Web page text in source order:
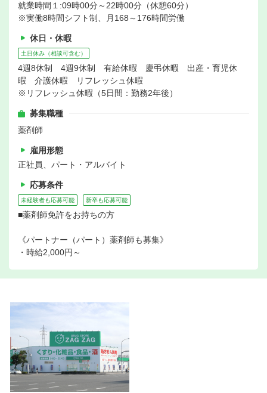
就業時間１:09時00分～22時00分（休憩60分）
※実働8時間シフト制、月168～176時間労働
休日・休暇
土日休み（相談可含む）
4週8休制 4週9休制 有給休暇 慶弔休暇 出産・育児休
暇 介護休暇 リフレッシュ休暇
※リフレッシュ休暇（5日間：勤務2年後）
募集職種
薬剤師
雇用形態
正社員、パート・アルバイト
応募条件
未経験者も応募可能 新卒も応募可能
■薬剤師免許をお持ちの方
《パートナー（パート）薬剤師も募集》
・時給2,000円～